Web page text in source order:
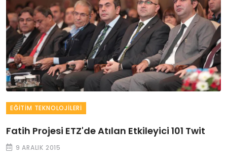
EĞITIM TEKNOLOJILERI
Fatih Projesi ETZ'de Atılan Etkileyici 101 Twit
9 ARALIK 2015